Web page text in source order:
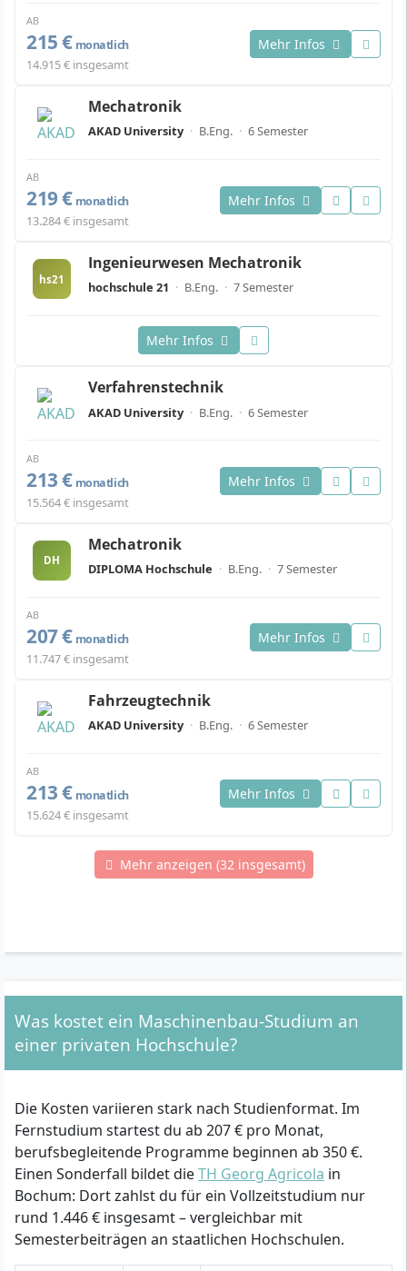
AB
215 € monatlich
14.915 € insgesamt
Mehr Infos
Mechatronik
AKAD University · B.Eng. · 6 Semester
AB
219 € monatlich
13.284 € insgesamt
Mehr Infos
hs21
Ingenieurwesen Mechatronik
hochschule 21 · B.Eng. · 7 Semester
Mehr Infos
Verfahrenstechnik
AKAD University · B.Eng. · 6 Semester
AB
213 € monatlich
15.564 € insgesamt
Mehr Infos
DH
Mechatronik
DIPLOMA Hochschule · B.Eng. · 7 Semester
AB
207 € monatlich
11.747 € insgesamt
Mehr Infos
Fahrzeugtechnik
AKAD University · B.Eng. · 6 Semester
AB
213 € monatlich
15.624 € insgesamt
Mehr Infos
Mehr anzeigen (32 insgesamt)
Was kostet ein Maschinenbau-Studium an
einer privaten Hochschule?
Die Kosten variieren stark nach Studienformat. Im
Fernstudium startest du ab 207 € pro Monat,
berufsbegleitende Programme beginnen ab 350 €.
Einen Sonderfall bildet dieTH Georg Agricola in
Bochum: Dort zahlst du für ein Vollzeitstudium nur
rund 1.446 € insgesamt – vergleichbar mit
Semesterbeiträgen an staatlichen Hochschulen.